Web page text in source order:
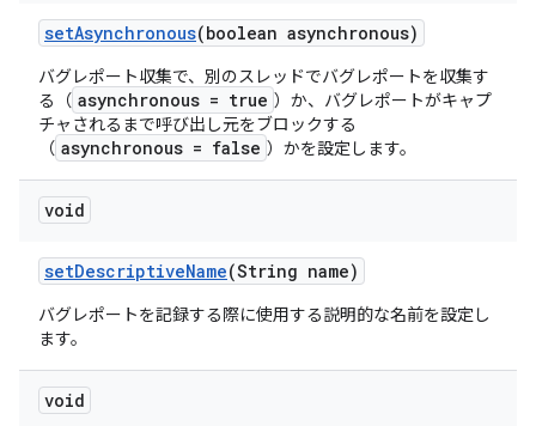
setAsynchronous(boolean asynchronous)
バグレポート収集で、別のスレッドでバグレポートを収集す
る（ asynchronous = true ）か、バグレポートがキャプ
チャされるまで呼び出し元をブロックする
（ asynchronous = false ）かを設定します。
void
setDescriptiveName(String name)
バグレポートを記録する際に使用する説明的な名前を設定し
ます。
void